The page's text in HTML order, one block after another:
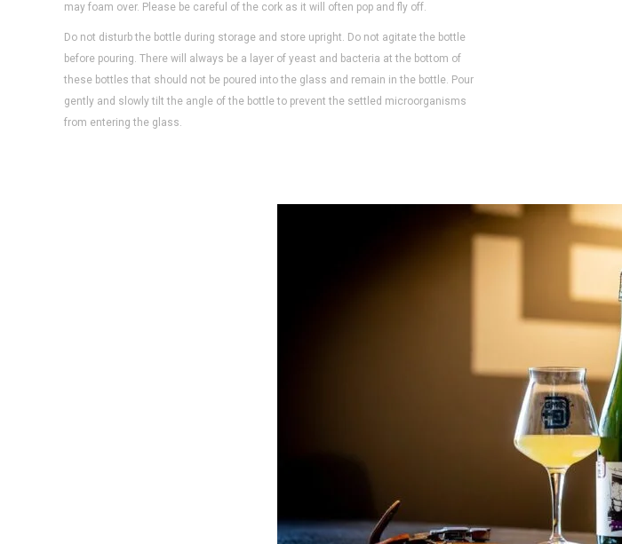
may foam over. Please be careful of the cork as it will often pop and fly off.
Do not disturb the bottle during storage and store upright. Do not agitate the bottle
before pouring. There will always be a layer of yeast and bacteria at the bottom of
these bottles that should not be poured into the glass and remain in the bottle. Pour
gently and slowly tilt the angle of the bottle to prevent the settled microorganisms
from entering the glass.